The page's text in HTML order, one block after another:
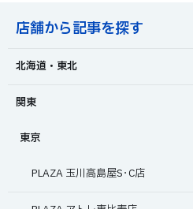
店舗から記事を探す
北海道・東北
関東
東京
PLAZA 玉川高島屋S･C店